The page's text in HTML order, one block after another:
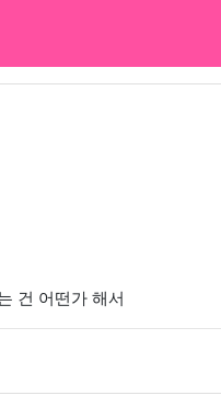
건 어떤가 해서